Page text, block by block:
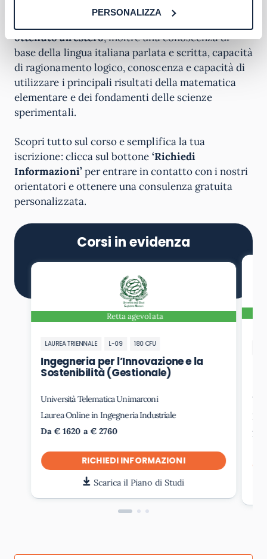
PERSONALIZZA
diploma di scuola secondaria
ottenuto all’estero, inoltre una conoscenza di
base della lingua italiana parlata e scritta, capacità
di ragionamento logico, conoscenza e capacità di
utilizzare i principali risultati della matematica
elementare e dei fondamenti delle scienze
sperimentali.
Scopri tutto sul corso e semplifica la tua
iscrizione: clicca sul bottone ‘Richiedi
Informazioni’per entrare in contatto con i nostri
orientatori e ottenere una consulenza gratuita
personalizzata.
Corsi in evidenza
Retta agevolata
LAUREA TRIENNALE L-09 180 CFU
Ingegneria per l’Innovazione e la
Sostenibilità (Gestionale)
Università Telematica Unimarconi
Laurea Online in Ingegneria Industriale
Da € 1620 a € 2760
RICHIEDI INFORMAZIONI
Scarica il Piano di Studi
Da